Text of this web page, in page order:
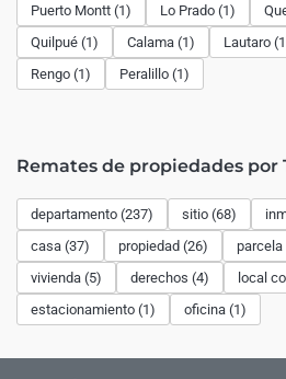
Puerto Montt (1)
Lo Prado (1)
Quilpué (1)
Calama (1) Lautaro
Rengo (1)
Peralillo (1)
Remates de propiedades por
departamento (237) sitio (68)
casa (37)
propiedad (26) parcela
vivienda (5)
derechos (4) local
estacionamiento (1)
oficina (1)